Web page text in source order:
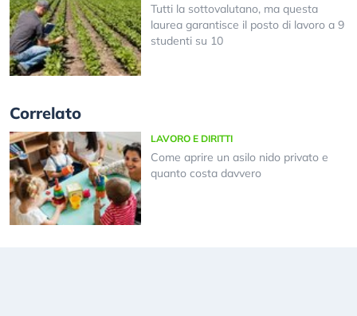
Tutti la sottovalutano, ma questa
laurea garantisce il posto di lavoro a 9
studenti su 10
Correlato
LAVORO E DIRITTI
Come aprire un asilo nido privato e
quanto costa davvero